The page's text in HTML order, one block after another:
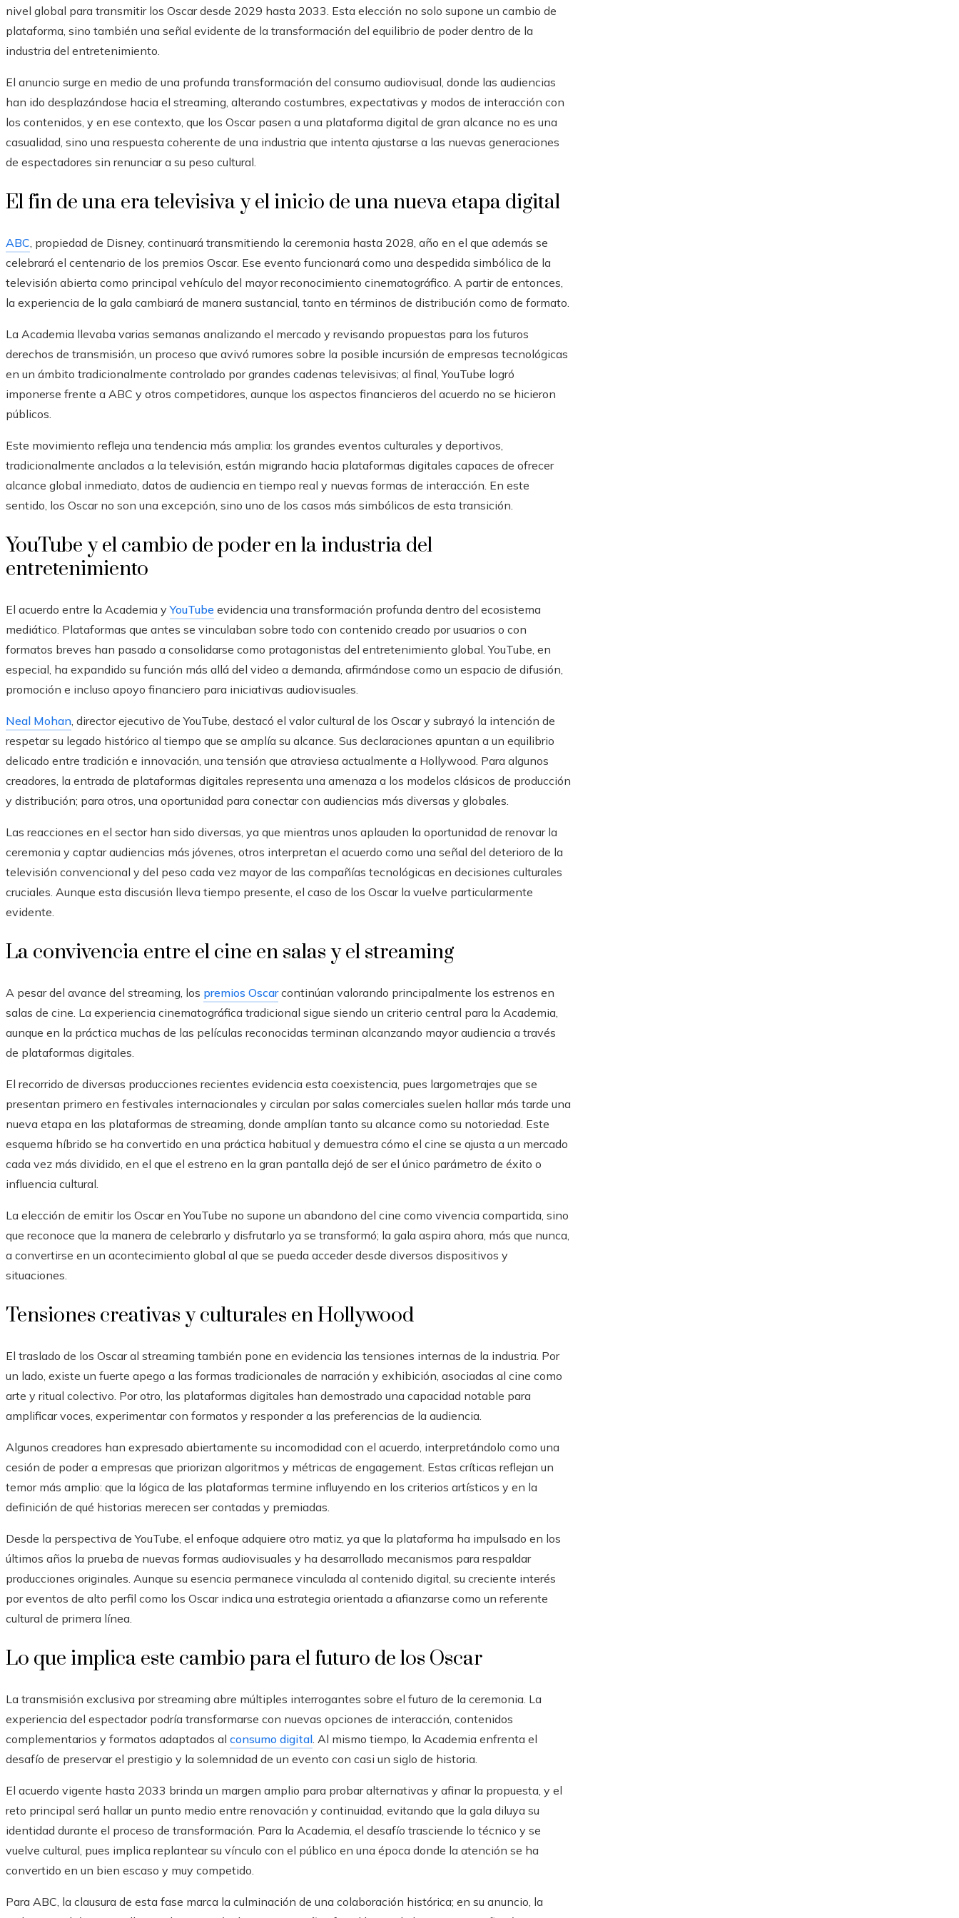
nivel global para transmitir los Oscar desde 2029 hasta 2033. Esta elección no solo supone un cambio de
plataforma, sino también una señal evidente de la transformación del equilibrio de poder dentro de la
industria del entretenimiento.
El anuncio surge en medio de una profunda transformación del consumo audiovisual, donde las audiencias
han ido desplazándose hacia el streaming, alterando costumbres, expectativas y modos de interacción con
los contenidos, y en ese contexto, que los Oscar pasen a una plataforma digital de gran alcance no es una
casualidad, sino una respuesta coherente de una industria que intenta ajustarse a las nuevas generaciones
de espectadores sin renunciar a su peso cultural.
El fin de una era televisiva y el inicio de una nueva etapa digital
ABC, propiedad de Disney, continuará transmitiendo la ceremonia hasta 2028, año en el que además se
celebrará el centenario de los premios Oscar. Ese evento funcionará como una despedida simbólica de la
televisión abierta como principal vehículo del mayor reconocimiento cinematográfico. A partir de entonces,
la experiencia de la gala cambiará de manera sustancial, tanto en términos de distribución como de formato.
La Academia llevaba varias semanas analizando el mercado y revisando propuestas para los futuros
derechos de transmisión, un proceso que avivó rumores sobre la posible incursión de empresas tecnológicas
en un ámbito tradicionalmente controlado por grandes cadenas televisivas; al final, YouTube logró
imponerse frente a ABC y otros competidores, aunque los aspectos financieros del acuerdo no se hicieron
públicos.
Este movimiento refleja una tendencia más amplia: los grandes eventos culturales y deportivos,
tradicionalmente anclados a la televisión, están migrando hacia plataformas digitales capaces de ofrecer
alcance global inmediato, datos de audiencia en tiempo real y nuevas formas de interacción. En este
sentido, los Oscar no son una excepción, sino uno de los casos más simbólicos de esta transición.
YouTube y el cambio de poder en la industria del
entretenimiento
El acuerdo entre la Academia yYouTube evidencia una transformación profunda dentro del ecosistema
mediático. Plataformas que antes se vinculaban sobre todo con contenido creado por usuarios o con
formatos breves han pasado a consolidarse como protagonistas del entretenimiento global. YouTube, en
especial, ha expandido su función más allá del video a demanda, afirmándose como un espacio de difusión,
promoción e incluso apoyo financiero para iniciativas audiovisuales.
Neal Mohan, director ejecutivo de YouTube, destacó el valor cultural de los Oscar y subrayó la intención de
respetar su legado histórico al tiempo que se amplía su alcance. Sus declaraciones apuntan a un equilibrio
delicado entre tradición e innovación, una tensión que atraviesa actualmente a Hollywood. Para algunos
creadores, la entrada de plataformas digitales representa una amenaza a los modelos clásicos de producción
y distribución; para otros, una oportunidad para conectar con audiencias más diversas y globales.
Las reacciones en el sector han sido diversas, ya que mientras unos aplauden la oportunidad de renovar la
ceremonia y captar audiencias más jóvenes, otros interpretan el acuerdo como una señal del deterioro de la
televisión convencional y del peso cada vez mayor de las compañías tecnológicas en decisiones culturales
cruciales. Aunque esta discusión lleva tiempo presente, el caso de los Oscar la vuelve particularmente
evidente.
La convivencia entre el cine en salas y el streaming
A pesar del avance del streaming, los premios Oscarcontinúan valorando principalmente los estrenos en
salas de cine. La experiencia cinematográfica tradicional sigue siendo un criterio central para la Academia,
aunque en la práctica muchas de las películas reconocidas terminan alcanzando mayor audiencia a través
de plataformas digitales.
El recorrido de diversas producciones recientes evidencia esta coexistencia, pues largometrajes que se
presentan primero en festivales internacionales y circulan por salas comerciales suelen hallar más tarde una
nueva etapa en las plataformas de streaming, donde amplían tanto su alcance como su notoriedad. Este
esquema híbrido se ha convertido en una práctica habitual y demuestra cómo el cine se ajusta a un mercado
cada vez más dividido, en el que el estreno en la gran pantalla dejó de ser el único parámetro de éxito o
influencia cultural.
La elección de emitir los Oscar en YouTube no supone un abandono del cine como vivencia compartida, sino
que reconoce que la manera de celebrarlo y disfrutarlo ya se transformó; la gala aspira ahora, más que nunca,
a convertirse en un acontecimiento global al que se pueda acceder desde diversos dispositivos y
situaciones.
Tensiones creativas y culturales en Hollywood
El traslado de los Oscar al streaming también pone en evidencia las tensiones internas de la industria. Por
un lado, existe un fuerte apego a las formas tradicionales de narración y exhibición, asociadas al cine como
arte y ritual colectivo. Por otro, las plataformas digitales han demostrado una capacidad notable para
amplificar voces, experimentar con formatos y responder a las preferencias de la audiencia.
Algunos creadores han expresado abiertamente su incomodidad con el acuerdo, interpretándolo como una
cesión de poder a empresas que priorizan algoritmos y métricas de engagement. Estas críticas reflejan un
temor más amplio: que la lógica de las plataformas termine influyendo en los criterios artísticos y en la
definición de qué historias merecen ser contadas y premiadas.
Desde la perspectiva de YouTube, el enfoque adquiere otro matiz, ya que la plataforma ha impulsado en los
últimos años la prueba de nuevas formas audiovisuales y ha desarrollado mecanismos para respaldar
producciones originales. Aunque su esencia permanece vinculada al contenido digital, su creciente interés
por eventos de alto perfil como los Oscar indica una estrategia orientada a afianzarse como un referente
cultural de primera línea.
Lo que implica este cambio para el futuro de los Oscar
La transmisión exclusiva por streaming abre múltiples interrogantes sobre el futuro de la ceremonia. La
experiencia del espectador podría transformarse con nuevas opciones de interacción, contenidos
complementarios y formatos adaptados al consumo digital. Al mismo tiempo, la Academia enfrenta el
desafío de preservar el prestigio y la solemnidad de un evento con casi un siglo de historia.
El acuerdo vigente hasta 2033 brinda un margen amplio para probar alternativas y afinar la propuesta, y el
reto principal será hallar un punto medio entre renovación y continuidad, evitando que la gala diluya su
identidad durante el proceso de transformación. Para la Academia, el desafío trasciende lo técnico y se
vuelve cultural, pues implica replantear su vínculo con el público en una época donde la atención se ha
convertido en un bien escaso y muy competido.
Para ABC, la clausura de esta fase marca la culminación de una colaboración histórica; en su anuncio, la